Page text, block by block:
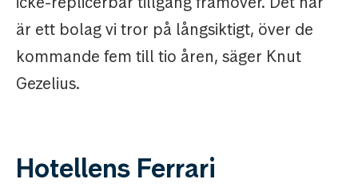
är ett bolag vi tror på långsiktigt, över de
kommande fem till tio åren, säger Knut
Gezelius.
Hotellens Ferrari